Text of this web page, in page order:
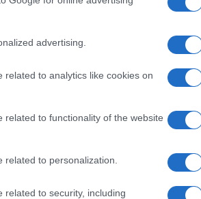
advertising.
to analytics like cookies on
to functionality of the website
to personalization.
related to security, including
insieme”.